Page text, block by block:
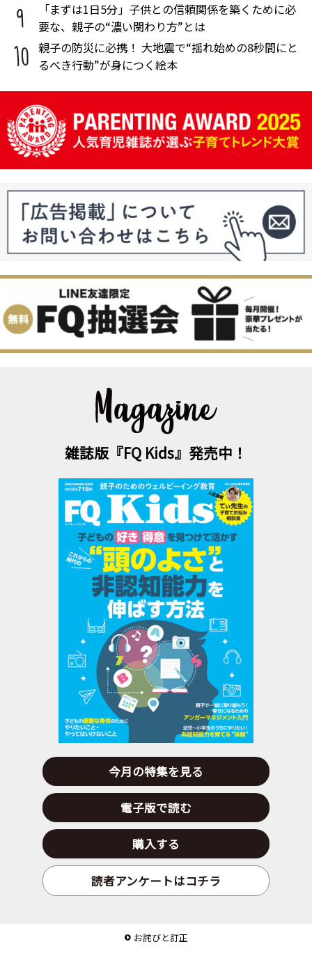
「まずは1日5分」子供との信頼関係を築くために必
要な、親子の“濃い関わり方”とは
親子の防災に必携！ 大地震で“揺れ始めの8秒間にと
るべき行動”が身につく絵本
雑誌版『FQ Kids』発売中！
今月の特集を見る
電子版で読む
購入する
読者アンケートはコチラ
お詫びと訂正